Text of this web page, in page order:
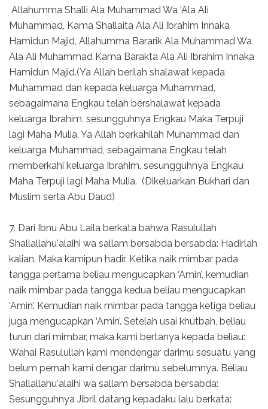
Allahumma Shalli Ala Muhammad Wa ‘Ala Ali
Muhammad, Kama Shallaita Ala Ali Ibrahim Innaka
Hamidun Majid, Allahumma Bararik Ala Muhammad Wa
Ala Ali Muhammad Kama Barakta Ala Ali Ibrahim Innaka
Hamidun Majid.(Ya Allah berilah shalawat kepada
Muhammad dan kepada keluarga Muhammad,
sebagaimana Engkau telah bershalawat kepada
keluarga Ibrahim, sesungguhnya Engkau Maka Terpuji
lagi Maha Mulia. Ya Allah berkahilah Muhammad dan
keluarga Muhammad, sebagaimana Engkau telah
memberkahi keluarga Ibrahim, sesungguhnya Engkau
Maha Terpuji lagi Maha Mulia. (Dikeluarkan Bukhari dan
Muslim serta Abu Daud)
7. Dari Ibnu Abu Laila berkata bahwa Rasulullah
Shallallahu'alaihi wa sallam bersabda bersabda: Hadirlah
kalian. Maka kamipun hadir. Ketika naik mimbar pada
tangga pertama beliau mengucapkan ‘Amin’, kemudian
naik mimbar pada tangga kedua beliau mengucapkan
‘Amin’. Kemudian naik mimbar pada tangga ketiga beliau
juga mengucapkan ‘Amin’. Setelah usai khutbah, beliau
turun dari mimbar, maka kami bertanya kepada beliau:
Wahai Rasulullah kami mendengar darimu sesuatu yang
belum pernah kami dengar darimu sebelumnya. Beliau
Shallallahu'alaihi wa sallam bersabda bersabda:
Sesungguhnya Jibril datang kepadaku lalu berkata: